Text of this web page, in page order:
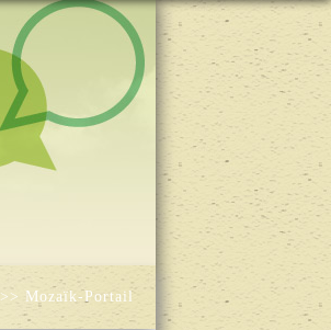
>> Mozaïk-Portail